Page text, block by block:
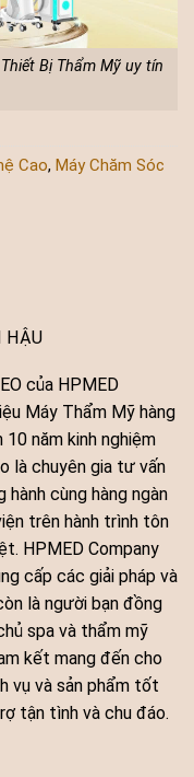
Bị Thẩm Mỹ uy tín
Cao, Máy Chăm Sóc
HẬU
của HPMED
Máy Thẩm Mỹ hàng
năm kinh nghiệm
là chuyên gia tư vấn
cùng hàng ngàn
trên hành trình tôn
HPMED Company
cấp các giải pháp và
là người bạn đồng
spa và thẩm mỹ
kết mang đến cho
vụ và sản phẩm tốt
tận tình và chu đáo.